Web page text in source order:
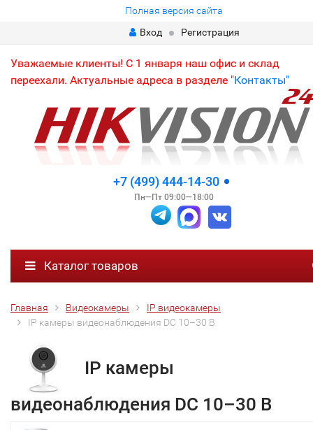
Полная версия сайта
Вход
Регистрация
Уважаемые клиенты! С 1 января наш офис и склад
переехали. Актуальные адреса в разделе "Контакты"
+7 (499) 444-14-30
Пн—Пт 09:00—18:00
Каталог товаров
Главная Видеокамеры
IP видеокамеры
IP камеры видеонаблюдения DC 10–30 В
IP камеры
видеонаблюдения DC 10–30 В